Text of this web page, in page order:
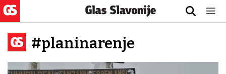
#planinarenje